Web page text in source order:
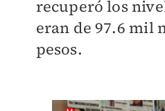
recuperó los
eran de 97.6mil
pesos.